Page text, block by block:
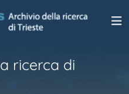
ricerca di